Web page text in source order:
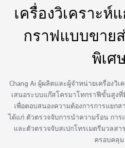
เครื่องวิเคราะห์
กราฟแบบขาย
พิเศ
Chang Ai ผู้ผลิตและผู้จำหน่ายเครื่องวิ
เสนอระบบแก๊สโครมาโทกราฟีขั้นสูง
เพื่อตอบสนองความต้องการการแยก
ได้แก่ ตัวตรวจจับการนำความร้อน การ
และตัวตรวจจับสเปกโทรเมตรีมวลสา
ครอบคลุม